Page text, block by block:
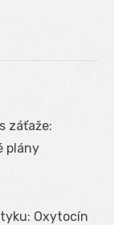
záťaže:
plány
Oxytocín